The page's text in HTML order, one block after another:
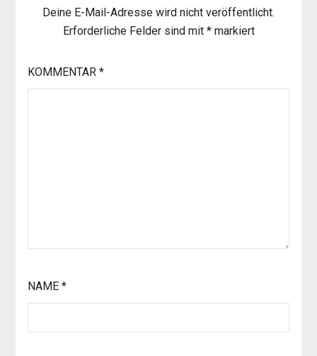
Deine E-Mail-Adresse wird nicht veröffentlicht.
Erforderliche Felder sind mit *markiert
KOMMENTAR *
NAME *